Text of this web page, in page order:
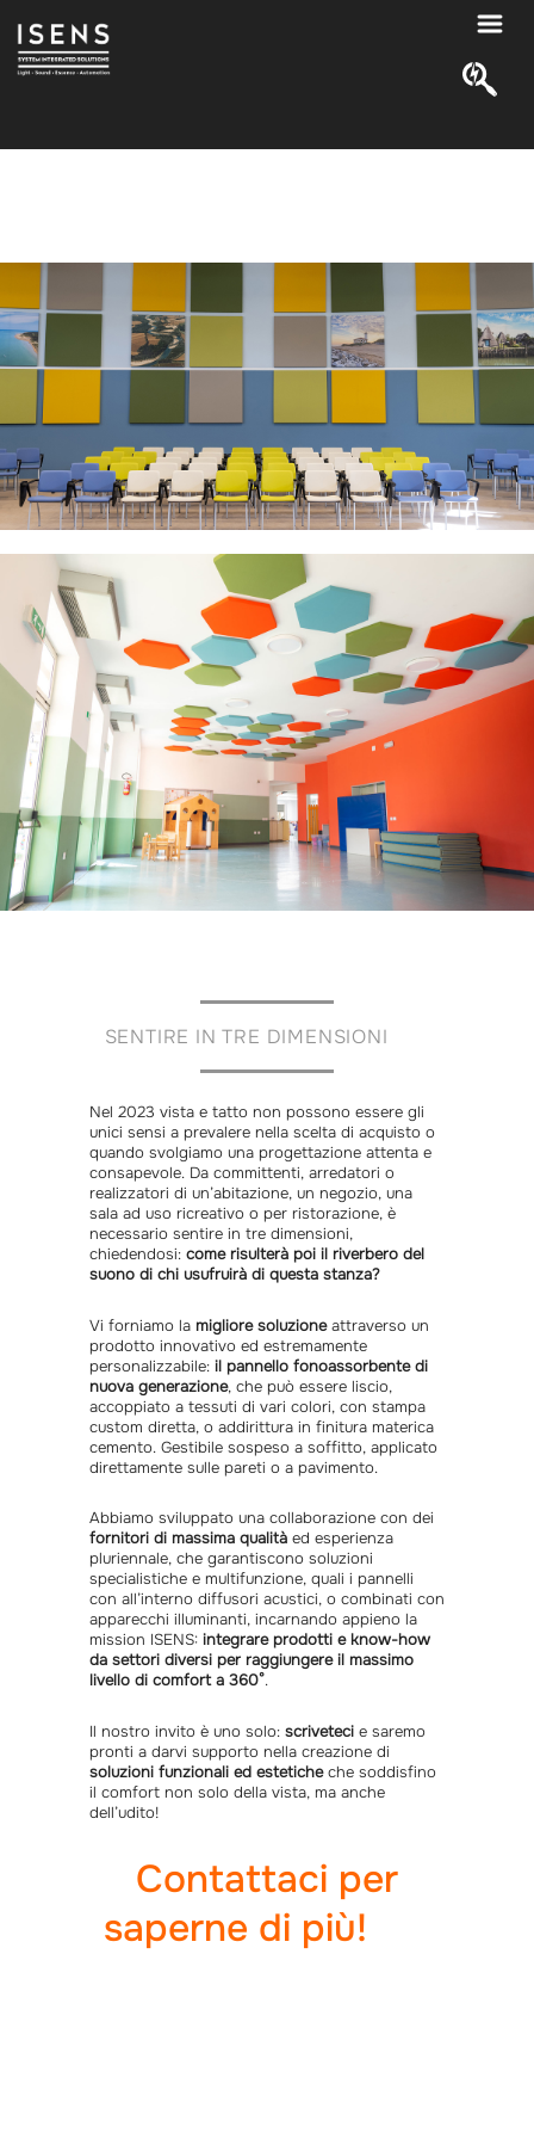
SENTIRE IN TRE DIMENSIONI
Nel 2023 vista e tatto non possono essere gli
unici sensi a prevalere nella scelta di acquisto o
quando svolgiamo una progettazione attenta e
consapevole. Da committenti, arredatori o
realizzatori di un’abitazione, un negozio, una
sala ad uso ricreativo o per ristorazione, è
necessario sentire in tre dimensioni,
chiedendosi: come risulterà poi il riverbero del
suono di chi usufruirà di questa stanza?
Vi forniamo la migliore soluzioneattraverso un
prodotto innovativo ed estremamente
personalizzabile: il pannello fonoassorbente di
nuova generazione, che può essere liscio,
accoppiato a tessuti di vari colori, con stampa
custom diretta, o addirittura in finitura materica
cemento. Gestibile sospeso a soffitto, applicato
direttamente sulle pareti o a pavimento.
Abbiamo sviluppato una collaborazione con dei
fornitori di massima qualitàed esperienza
pluriennale, che garantiscono soluzioni
specialistiche e multifunzione, quali i pannelli
con all’interno diffusori acustici, o combinati con
apparecchi illuminanti, incarnando appieno la
mission ISENS: integrare prodotti e know-how
da settori diversi per raggiungere il massimo
livello di comfort a 360°.
Il nostro invito è uno solo: scrivetecie saremo
pronti a darvi supporto nella creazione di
soluzioni funzionali ed esteticheche soddisfino
il comfort non solo della vista, ma anche
dell’udito!
Contattaci per
saperne di più!